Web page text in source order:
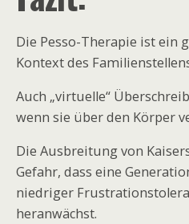
Die Pesso-Therapie ist ein
Kontext des
Auch „virtuelle“
wenn sie über den Körper
Die Ausbreitung von
Gefahr, dass eine
niedriger
heranwächst.